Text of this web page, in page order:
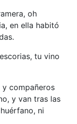
oh
en ella habitó
tu vino
y compañeros
y van tras las
ni